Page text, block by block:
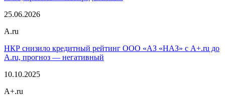
25.06.2026
A.ru
НКР снизило кредитный рейтинг ООО «АЗ «НАЗ» с A+.ru до
A.ru, прогноз — негативный
10.10.2025
A+.ru